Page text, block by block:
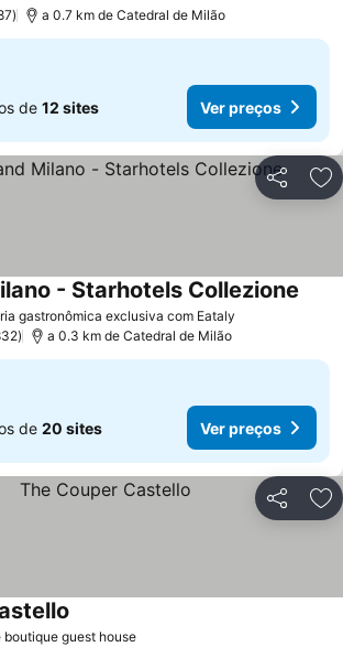
a 0.7 km de Catedral de Milão
de 12 sites Ver preços
Partilhar
gastronômica exclusiva com Eataly
- Starhotels Collezione
a 0.3 km de Catedral de Milão
de 20 sites Ver preços
Partilhar
boutique guest house